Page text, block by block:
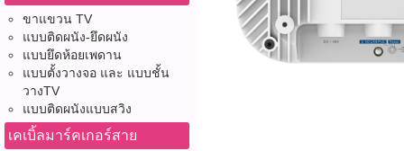
ขาแขวน TV
แบบติดผนัง-ยึดผนัง
แบบยึดห้อยเพดาน
แบบตั้งวางจอ และ แบบชั้น
วางTV
แบบติดผนังแบบสวิง
เคเบิ้ลมาร์คเกอร์สาย